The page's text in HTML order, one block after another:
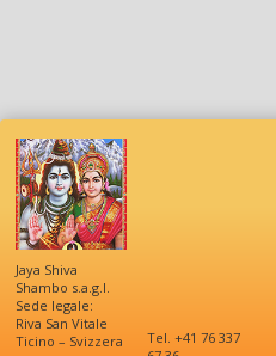
Jaya Shiva
Shambo s.a.g.l.
Sede legale:
Riva San Vitale
Ticino – Svizzera
Tel. +41 76 337